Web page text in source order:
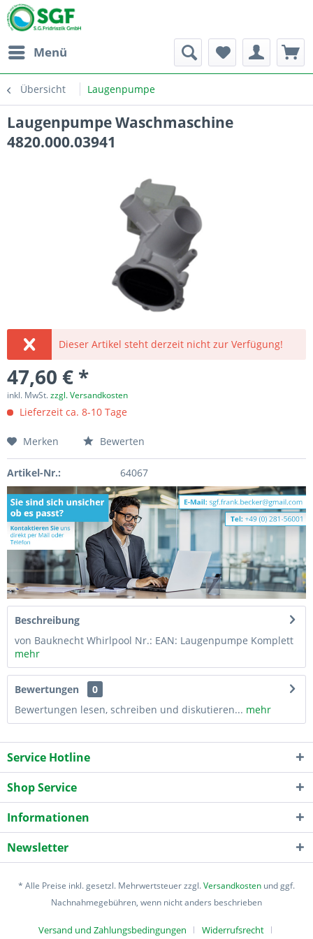
Menü
Übersicht Laugenpumpe
Laugenpumpe Waschmaschine
4820.000.03941
Dieser Artikel steht derzeit nicht zur Verfügung!
47,60 € *
inkl. MwSt.zzgl. Versandkosten
Lieferzeit ca. 8-10 Tage
Merken Bewerten
Artikel-Nr.: 64067
Beschreibung
von Bauknecht Whirlpool Nr.: EAN: Laugenpumpe Komplett
mehr
Bewertungen
0
Bewertungen lesen, schreiben und diskutieren... mehr
Service Hotline
Shop Service
Informationen
Newsletter
* Alle Preise inkl. gesetzl. Mehrwertsteuer zzgl.Versandkosten und ggf.
Nachnahmegebühren, wenn nicht anders beschrieben
Versand und Zahlungsbedingungen Widerrufsrecht